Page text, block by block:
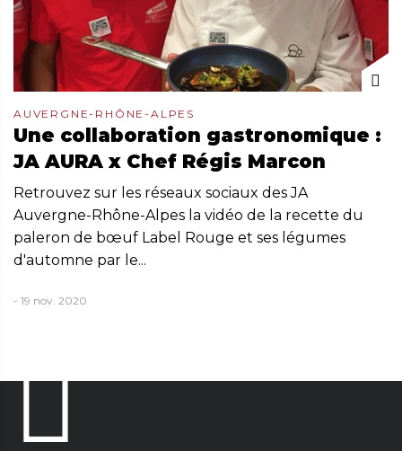
AUVERGNE-RHÔNE-ALPES
Une collaboration gastronomique :
JA AURA x Chef Régis Marcon
Retrouvez sur les réseaux sociaux des JA
Auvergne-Rhône-Alpes la vidéo de la recette du
paleron de bœuf Label Rouge et ses légumes
d'automne par le...
- 19 nov. 2020